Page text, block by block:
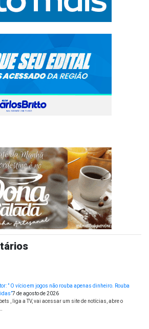
” O vício em jogos não rouba apenas dinheiro. Rouba
7 de agosto de 2026
, liga a TV, vai acessar um site de notícias, abre o